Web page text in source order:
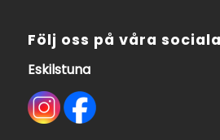
Följ oss på våra
Eskilstuna